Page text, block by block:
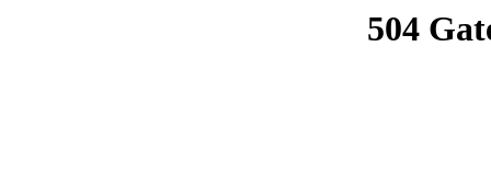
504